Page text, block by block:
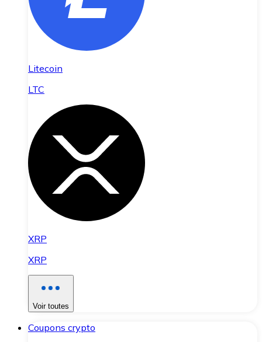
Litecoin
LTC
XRP
XRP
Voir toutes
Coupons crypto